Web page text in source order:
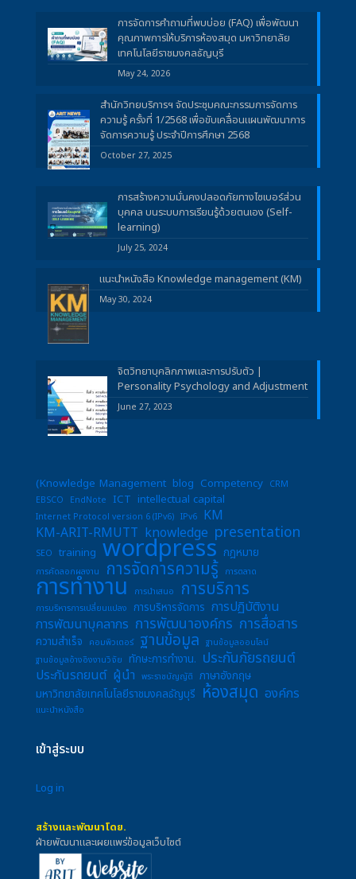
การจัดการคำถามที่พบบ่อย (FAQ) เพื่อพัฒนา
คุณภาพการให้บริการห้องสมุด มหาวิทยาลัย
เทคโนโลยีราชมงคลธัญบุรี
May 24, 2026
สำนักวิทยบริการฯ จัดประชุมคณะกรรมการจัดการ
ความรู้ ครั้งที่ 1/2568 เพื่อขับเคลื่อนแผนพัฒนาการ
จัดการความรู้ ประจำปีการศึกษา 2568
October 27, 2025
การสร้างความมั่นคงปลอดภัยทางไซเบอร์ส่วน
บุคคล บนระบบการเรียนรู้ด้วยตนเอง (Self-
learning)
July 25, 2024
แนะนำหนังสือ Knowledge management (KM)
May 30, 2024
จิตวิทยาบุคลิกภาพและการปรับตัว |
Personality Psychology and Adjustment
June 27, 2023
(Knowledge Management blog Competency CRM
EBSCO
EndNote ICT intellectual capital
Internet Protocol version 6 (IPv6) IPv6 KM
KM-ARIT-RMUTT knowledge presentation
SEO training wordpress กฎหมาย
การคัดลอกผลงาน การจัดการความรู้ การตลาด
การทำงาน การนำเสนอ การบริการ
การบริหารการเปลี่ยนแปลง การบริหารจัดการ การปฏิบัติงาน
การพัฒนาบุคลากร การพัฒนาองค์กร การสื่อสาร
ความสำเร็จ คอมพิวเตอร์ ฐานข้อมูล ฐานข้อมูลออนไลน์
ฐานข้อมูลอ้างอิงงานวิจัย
ทักษะการทำงาน. ประกันภัยรถยนต์
ประกันรถยนต์ ผู้นำ พระราชบัญญัติ ภาษาอังกฤษ
มหาวิทยาลัยเทคโนโลยีราชมงคลธัญบุรี ห้องสมุด องค์กร
แนะนำหนังสือ
เข้าสู่ระบบ
Log in
สร้างและพัฒนาโดย.
ฝ่ายพัฒนาและเผยแพร่ข้อมูลเว็บไซต์